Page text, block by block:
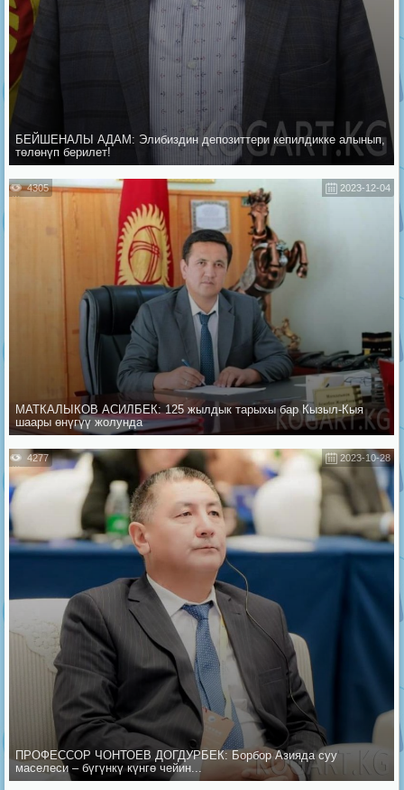
БЕЙШЕНАЛЫ АДАМ: Элибиздин депозиттери кепилдикке алынып,
төлөнүп берилет!
2023-12-04
4305
МАТКАЛЫКОВ АСИЛБЕК: 125 жылдык тарыхы бар Кызыл-Кыя
шаары өнүгүү жолунда
2023-10-28
4277
ПРОФЕССОР ЧОНТОЕВ ДОГДУРБЕК: Борбор Азияда суу
маселеси – бүгүнкү күнгө чейин...